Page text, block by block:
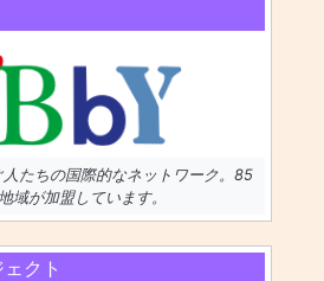
たちの国際的なネットワーク。85
域が加盟しています。
クト